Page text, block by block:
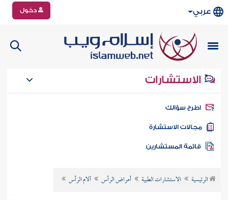
عربي دخول
الاستشارات
سؤالك
الاستشارة
الرئيسية الاستشارات الطبية أمراض الرأس آلام الرأس